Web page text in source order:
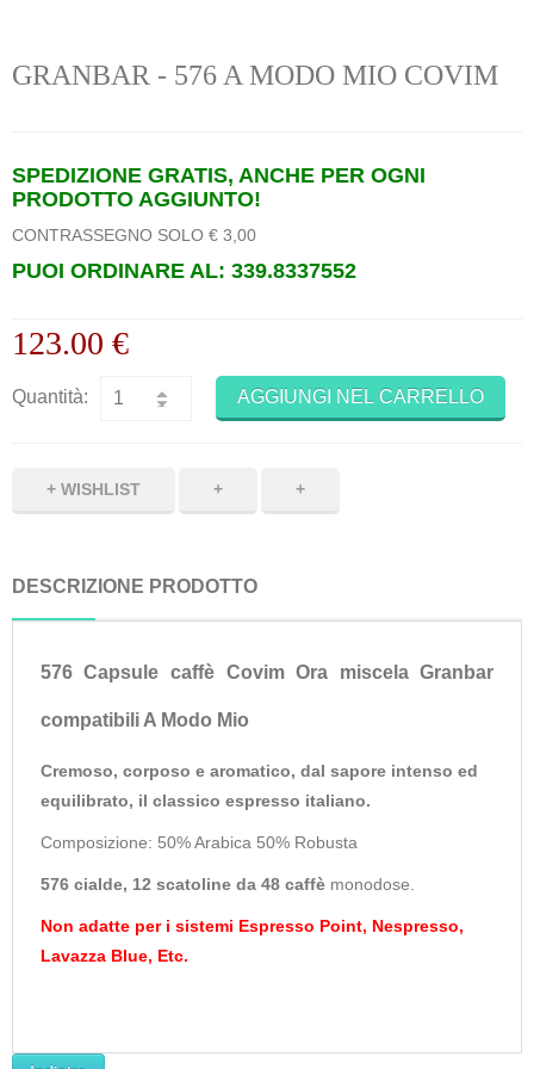
GRANBAR - 576 A MODO MIO COVIM
SPEDIZIONE GRATIS, ANCHE PER OGNI
PRODOTTO AGGIUNTO!
CONTRASSEGNO SOLO € 3,00
PUOI ORDINARE AL: 339.8337552
123.00 €
Quantità: AGGIUNGI NEL CARRELLO
+ +
DESCRIZIONE PRODOTTO
576 Capsule caffè Covim Ora miscela Granbar
compatibili A Modo Mio
Cremoso, corposo e aromatico, dal sapore intenso ed
equilibrato, il classico espresso italiano.
Composizione: 50% Arabica 50% Robusta
576cialde, 12 scatoline da 48 caffèmonodose.
Non adatte per i sistemi Espresso Point, Nespresso,
Lavazza Blue, Etc.